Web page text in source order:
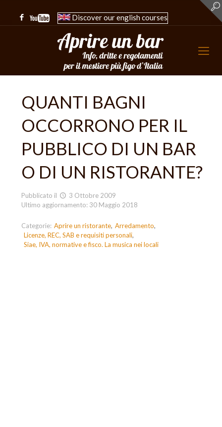
Discover our english courses
QUANTI BAGNI
OCCORRONO PER IL
PUBBLICO DI UN BAR
O DI UN RISTORANTE?
Pubblicato il
3 Ottobre 2009
Ultimo aggiornamento: 30 Maggio 2018
Categorie: Aprire un ristorante Arredamento
Licenze, REC, SAB e requisiti personali
Siae, IVA, normative e fisco. La musica nei locali